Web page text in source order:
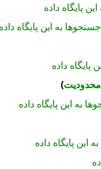
پایگاه داده
به این پایگاه داده
داده
)
به این پایگاه داده
پایگاه داده